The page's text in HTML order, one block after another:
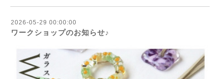
2026-05-29 00:00:00
ワークショップのお知らせ♪